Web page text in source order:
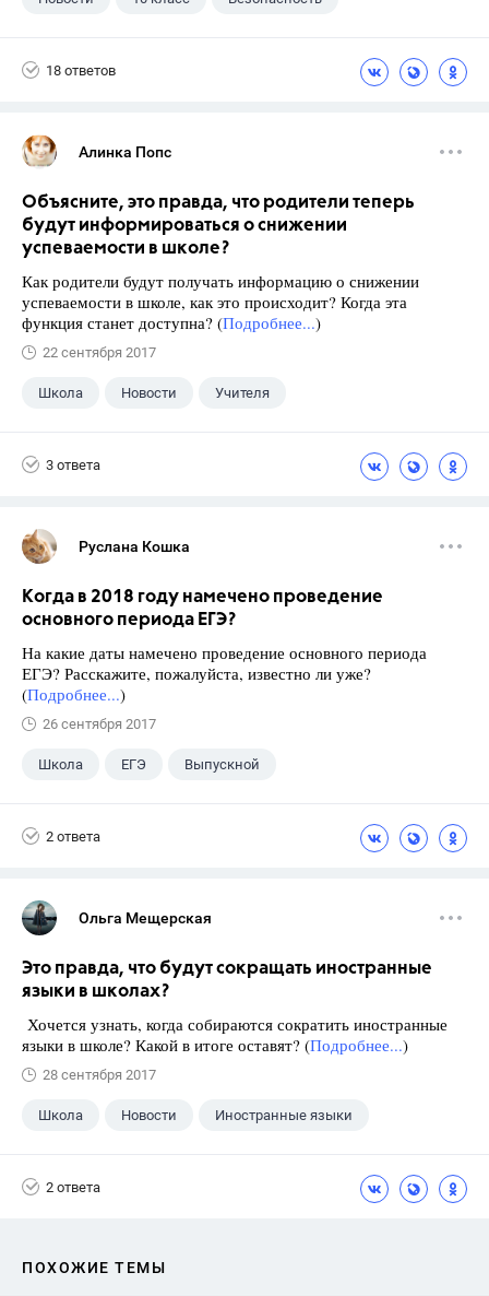
18 ответов
Алинка Попс
Объясните, это правда, что родители теперь
будут информироваться о снижении
успеваемости в школе?
Как родители будут получать информацию о снижении
успеваемости в школе, как это происходит? Когда эта
функция станет доступна? (Подробнее...)
22 сентября 2017
Школа Новости Учителя
3 ответа
Руслана Кошка
Когда в 2018 году намечено проведение
основного периода ЕГЭ?
На какие даты намечено проведение основного периода
ЕГЭ? Расскажите, пожалуйста, известно ли уже?
(Подробнее...)
26 сентября 2017
Школа ЕГЭ Выпускной
2 ответа
Ольга Мещерская
Это правда, что будут сокращать иностранные
языки в школах?
Хочется узнать, когда собираются сократить иностранные
языки в школе? Какой в итоге оставят? (Подробнее...)
28 сентября 2017
Школа Новости Иностранные языки
2 ответа
ПОХОЖИЕ ТЕМЫ